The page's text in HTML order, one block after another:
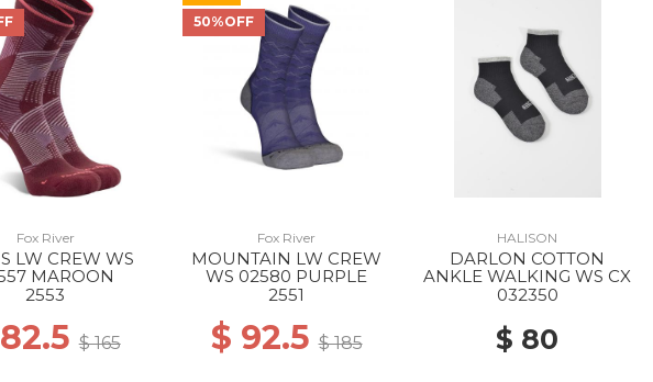
Fox River
LW CREW WS
MAROON
2553
$ 165
50%OFF
Fox River
MOUNTAIN LW CREW
WS 02580 PURPLE
2551
$ 92.5$ 185
HALISON
DARLON COTTON
ANKLE WALKING WS CX
032350
$ 80